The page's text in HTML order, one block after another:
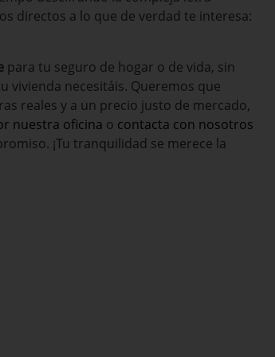
directos a lo que de verdad te interesa:
para tu seguro de hogar o de vida, sin
vivienda necesitáis. Queremos que
reales y a un precio justo de mercado,
nuestra oficina o contacta con nosotros
¡Tu tranquilidad se merece la